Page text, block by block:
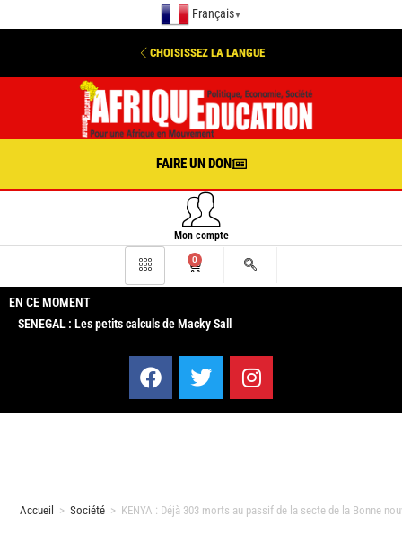
Français ▼
CHOISISSEZ LA LANGUE
FAIRE UN DON
Mon compte
0
EN CE MOMENT
SENEGAL : Les petits calculs de Macky Sall
Accueil > Société > KENYA : Déjà 303 morts au passif de la secte de la Bonne